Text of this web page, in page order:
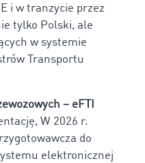
i w tranzycie przez
tylko Polski, ale
w systemie
Transportu
– eFTI
W 2026 r.
do
elektronicznej